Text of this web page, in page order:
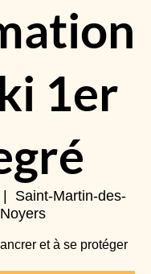
1er
|
Saint-Martin-des-
Noyers
et à se protéger